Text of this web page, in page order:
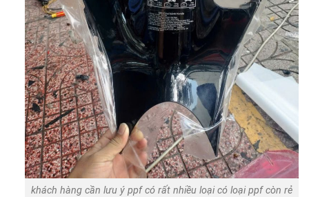
khách hàng cần lưu ý ppf có rất nhiều loại có loại ppf còn rẻ